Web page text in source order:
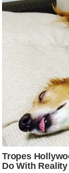
प
र्य
ल
फि
ने
स
मं
त्रा
रि